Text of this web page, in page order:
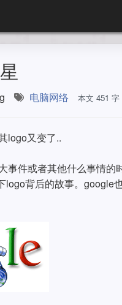
电脑网络 本文 451
logo又变了..
事件或者其他什么事情
logo背后的故事。google